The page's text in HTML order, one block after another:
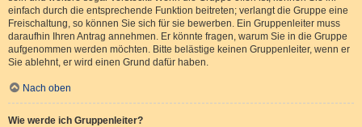
einfach durch die entsprechende Funktion beitreten; verlangt die Gruppe eine
Freischaltung, so können Sie sich für sie bewerben. Ein Gruppenleiter muss
daraufhin Ihren Antrag annehmen. Er könnte fragen, warum Sie in die Gruppe
aufgenommen werden möchten. Bitte belästige keinen Gruppenleiter, wenn er
Sie ablehnt, er wird einen Grund dafür haben.
Nach oben
Wie werde ich Gruppenleiter?